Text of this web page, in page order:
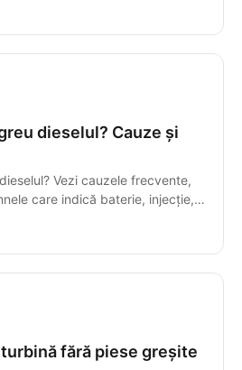
dieselul? Cauze și
Vezi cauzele frecvente,
care indică baterie, injecție,
fără piese greșite